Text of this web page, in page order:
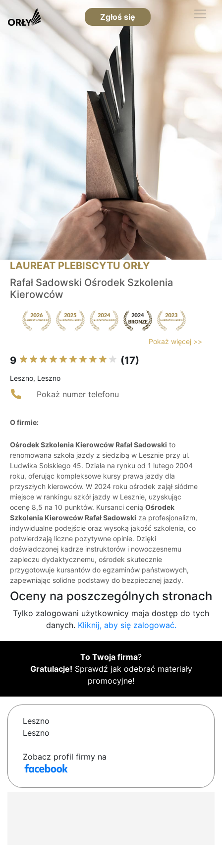
Zgłoś się
LAUREAT PLEBISCYTU ORŁY
Rafał Sadowski Ośrodek Szkolenia
Kierowców
Pokaż więcej >>
9 (17)
Leszno, Leszno
Pokaż numer telefonu
O firmie:
Ośrodek Szkolenia Kierowców Rafał Sadowski to
renomowana szkoła jazdy z siedzibą w Lesznie przy ul.
Ludwika Solskiego 45. Działa na rynku od 1 lutego 2004
roku, oferując kompleksowe kursy prawa jazdy dla
przyszłych kierowców. W 2024 roku ośrodek zajął siódme
miejsce w rankingu szkół jazdy w Lesznie, uzyskując
ocenę 8,5 na 10 punktów. Kursanci cenią Ośrodek
Szkolenia Kierowców Rafał Sadowski za profesjonalizm,
indywidualne podejście oraz wysoką jakość szkolenia, co
potwierdzają liczne pozytywne opinie. Dzięki
doświadczonej kadrze instruktorów i nowoczesnemu
zapleczu dydaktycznemu, ośrodek skutecznie
przygotowuje kursantów do egzaminów państwowych,
zapewniając solidne podstawy do bezpiecznej jazdy.
Oceny na poszczególnych stronach
Tylko zalogowani użytkownicy maja dostęp do tych
danych. Kliknij, aby się zalogować.
To Twoja firma?
Gratulacje! Sprawdź jak odebrać materiały
promocyjne!
Leszno
Leszno
Zobacz profil firmy na